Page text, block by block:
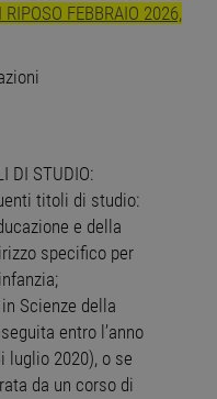
FEBBRAIO 2026,
DI STUDIO:
titoli di studio:
e della
specifico per
Scienze della
entro l’anno
luglio 2020), o se
da un corso di